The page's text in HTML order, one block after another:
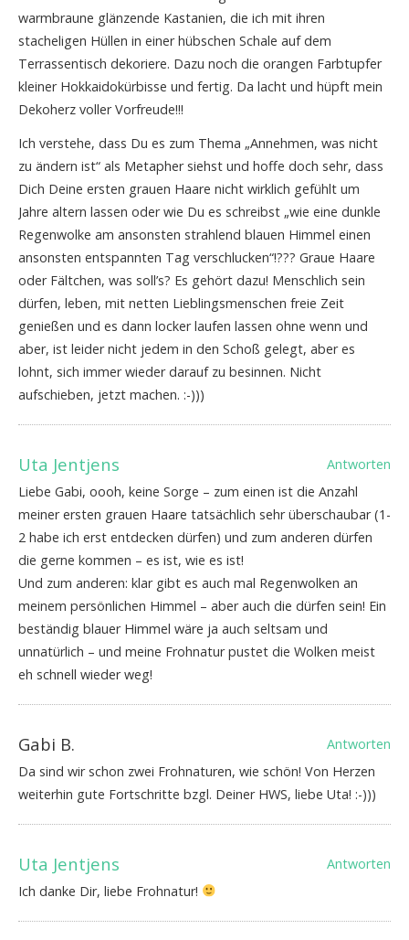
warmbraune glänzende Kastanien, die ich mit ihren
stacheligen Hüllen in einer hübschen Schale auf dem
Terrassentisch dekoriere. Dazu noch die orangen Farbtupfer
kleiner Hokkaidokürbisse und fertig. Da lacht und hüpft mein
Dekoherz voller Vorfreude!!!
Ich verstehe, dass Du es zum Thema „Annehmen, was nicht
zu ändern ist“ als Metapher siehst und hoffe doch sehr, dass
Dich Deine ersten grauen Haare nicht wirklich gefühlt um
Jahre altern lassen oder wie Du es schreibst „wie eine dunkle
Regenwolke am ansonsten strahlend blauen Himmel einen
ansonsten entspannten Tag verschlucken“!??? Graue Haare
oder Fältchen, was soll’s? Es gehört dazu! Menschlich sein
dürfen, leben, mit netten Lieblingsmenschen freie Zeit
genießen und es dann locker laufen lassen ohne wenn und
aber, ist leider nicht jedem in den Schoß gelegt, aber es
lohnt, sich immer wieder darauf zu besinnen. Nicht
aufschieben, jetzt machen. :-)))
Uta Jentjens
Antworten
Liebe Gabi, oooh, keine Sorge – zum einen ist die Anzahl
meiner ersten grauen Haare tatsächlich sehr überschaubar (1-
2 habe ich erst entdecken dürfen) und zum anderen dürfen
die gerne kommen – es ist, wie es ist!
Und zum anderen: klar gibt es auch mal Regenwolken an
meinem persönlichen Himmel – aber auch die dürfen sein! Ein
beständig blauer Himmel wäre ja auch seltsam und
unnatürlich – und meine Frohnatur pustet die Wolken meist
eh schnell wieder weg!
Gabi B.
Antworten
Da sind wir schon zwei Frohnaturen, wie schön! Von Herzen
weiterhin gute Fortschritte bzgl. Deiner HWS, liebe Uta! :-)))
Uta Jentjens
Antworten
Ich danke Dir, liebe Frohnatur!